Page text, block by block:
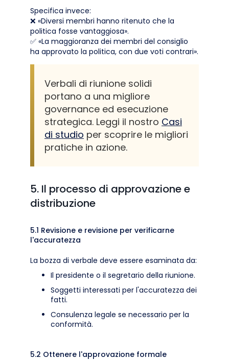
Specifica invece:
❌ «Diversi membri hanno ritenuto che la
politica fosse vantaggiosa».
✅ «La maggioranza dei membri del consiglio
ha approvato la politica, con due voti contrari».
Verbali di riunione solidi
portano a una migliore
governance ed esecuzione
strategica. Leggi il nostro Casi
di studio per scoprire le migliori
pratiche in azione.
5. Il processo di approvazione e
distribuzione
5.1 Revisione e revisione per verificarne
l'accuratezza
La bozza di verbale deve essere esaminata da:
Il presidente o il segretario della riunione.
Soggetti interessati per l'accuratezza dei
fatti.
Consulenza legale se necessario per la
conformità.
5.2 Ottenere l'approvazione formale